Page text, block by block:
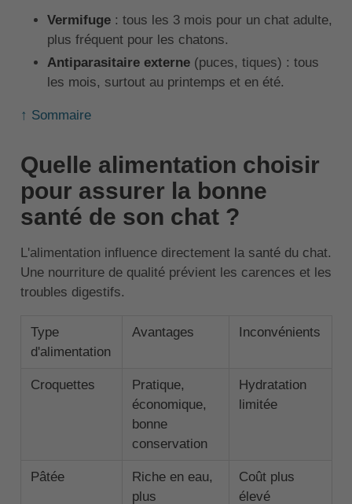
Vermifuge: tous les 3 mois pour un chat adulte,
plus fréquent pour les chatons.
Antiparasitaire externe(puces, tiques) : tous
les mois, surtout au printemps et en été.
↑ Sommaire
Quelle alimentation choisir
pour assurer la bonne
santé de son chat ?
L'alimentation influence directement la santé du chat.
Une nourriture de qualité prévient les carences et les
troubles digestifs.
Type
d'alimentation
Avantages Inconvénients
Croquettes
Pratique,
économique,
bonne
conservation
Hydratation
limitée
Pâtée
Riche en eau,
plus
Coût plus
élevé